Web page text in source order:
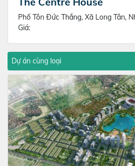
Phố Tôn Đức Thắng, Xã Long Tân,
Giá:
Dự án cùng loại